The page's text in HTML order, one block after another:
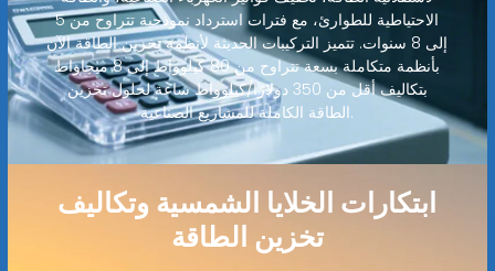
الاحتياطية للطوارئ، مع فترات استرداد نموذجية تتراوح من 5
إلى 8 سنوات. تتميز التركيبات الحديثة لأنظمة تخزين الطاقة الآن
بأنظمة متكاملة بسعة تتراوح من 80 كيلوواط إلى 8 ميجاواط
بتكاليف أقل من 350 دولارًا/كيلوواط ساعة لحلول تخزين
الطاقة الكاملة للمشاريع الصناعية.
ابتكارات الخلايا الشمسية وتكاليف
تخزين الطاقة